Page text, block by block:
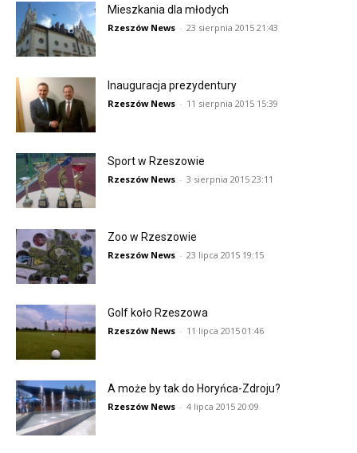
Mieszkania dla młodych
Rzeszów News - 23 sierpnia 2015 21:43
Inauguracja prezydentury
Rzeszów News - 11 sierpnia 2015 15:39
Sport w Rzeszowie
Rzeszów News - 3 sierpnia 2015 23:11
Zoo w Rzeszowie
Rzeszów News - 23 lipca 2015 19:15
Golf koło Rzeszowa
Rzeszów News - 11 lipca 2015 01:46
A może by tak do Horyńca-Zdroju?
Rzeszów News - 4 lipca 2015 20:09